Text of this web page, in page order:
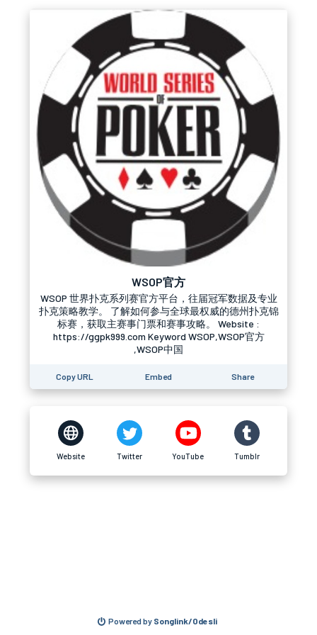
WSOP官方
WSOP 世界扑克系列赛官方平台，往届冠军数据及专业
扑克策略教学。 了解如何参与全球最权威的德州扑克锦
标赛，获取主赛事门票和赛事攻略。 Website :
https://ggpk999.com Keyword WSOP,WSOP官方
,WSOP中国
Copy URL Embed Share
Website Twitter YouTube Tumblr
Powered by Songlink/Odesli